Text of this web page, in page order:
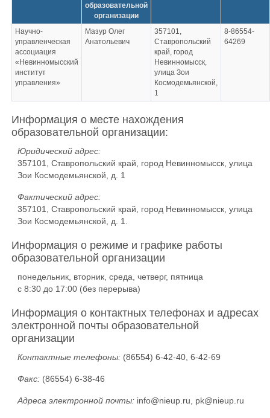
образовательной
организации
Научно-
управленческая
ассоциация
«Невинномысский
институт
управления»
Мазур Олег
Анатольевич
357101,
Ставропольский
край, город
Невинномысск,
улица Зои
Космодемьянской,
1
8-86554-
64269
Информация о месте нахождения
образовательной организации:
Юридический адрес:
357101, Ставропольский край, город Невинномысск, улица
Зои Космодемьянской, д. 1
Фактический адрес:
357101, Ставропольский край, город Невинномысск, улица
Зои Космодемьянской, д. 1.
Информация о режиме и графике работы
образовательной организации
понедельник, вторник, среда, четверг, пятница
с 8:30 до 17:00 (без перерыва)
Информация о контактных телефонах и адресах
электронной почты образовательной
организации
Контактные телефоны: (86554) 6-42-40, 6-42-69
Факс: (86554) 6-38-46
Адреса электронной почты: info@nieup.ru, pk@nieup.ru